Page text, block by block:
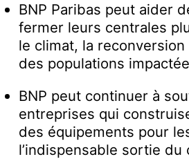
BNP Paribas peut aider
fermer leurs centrales
le climat, la
des populations
BNP peut continuer à
entreprises qui
des équipements pour
l’indispensable sortie du